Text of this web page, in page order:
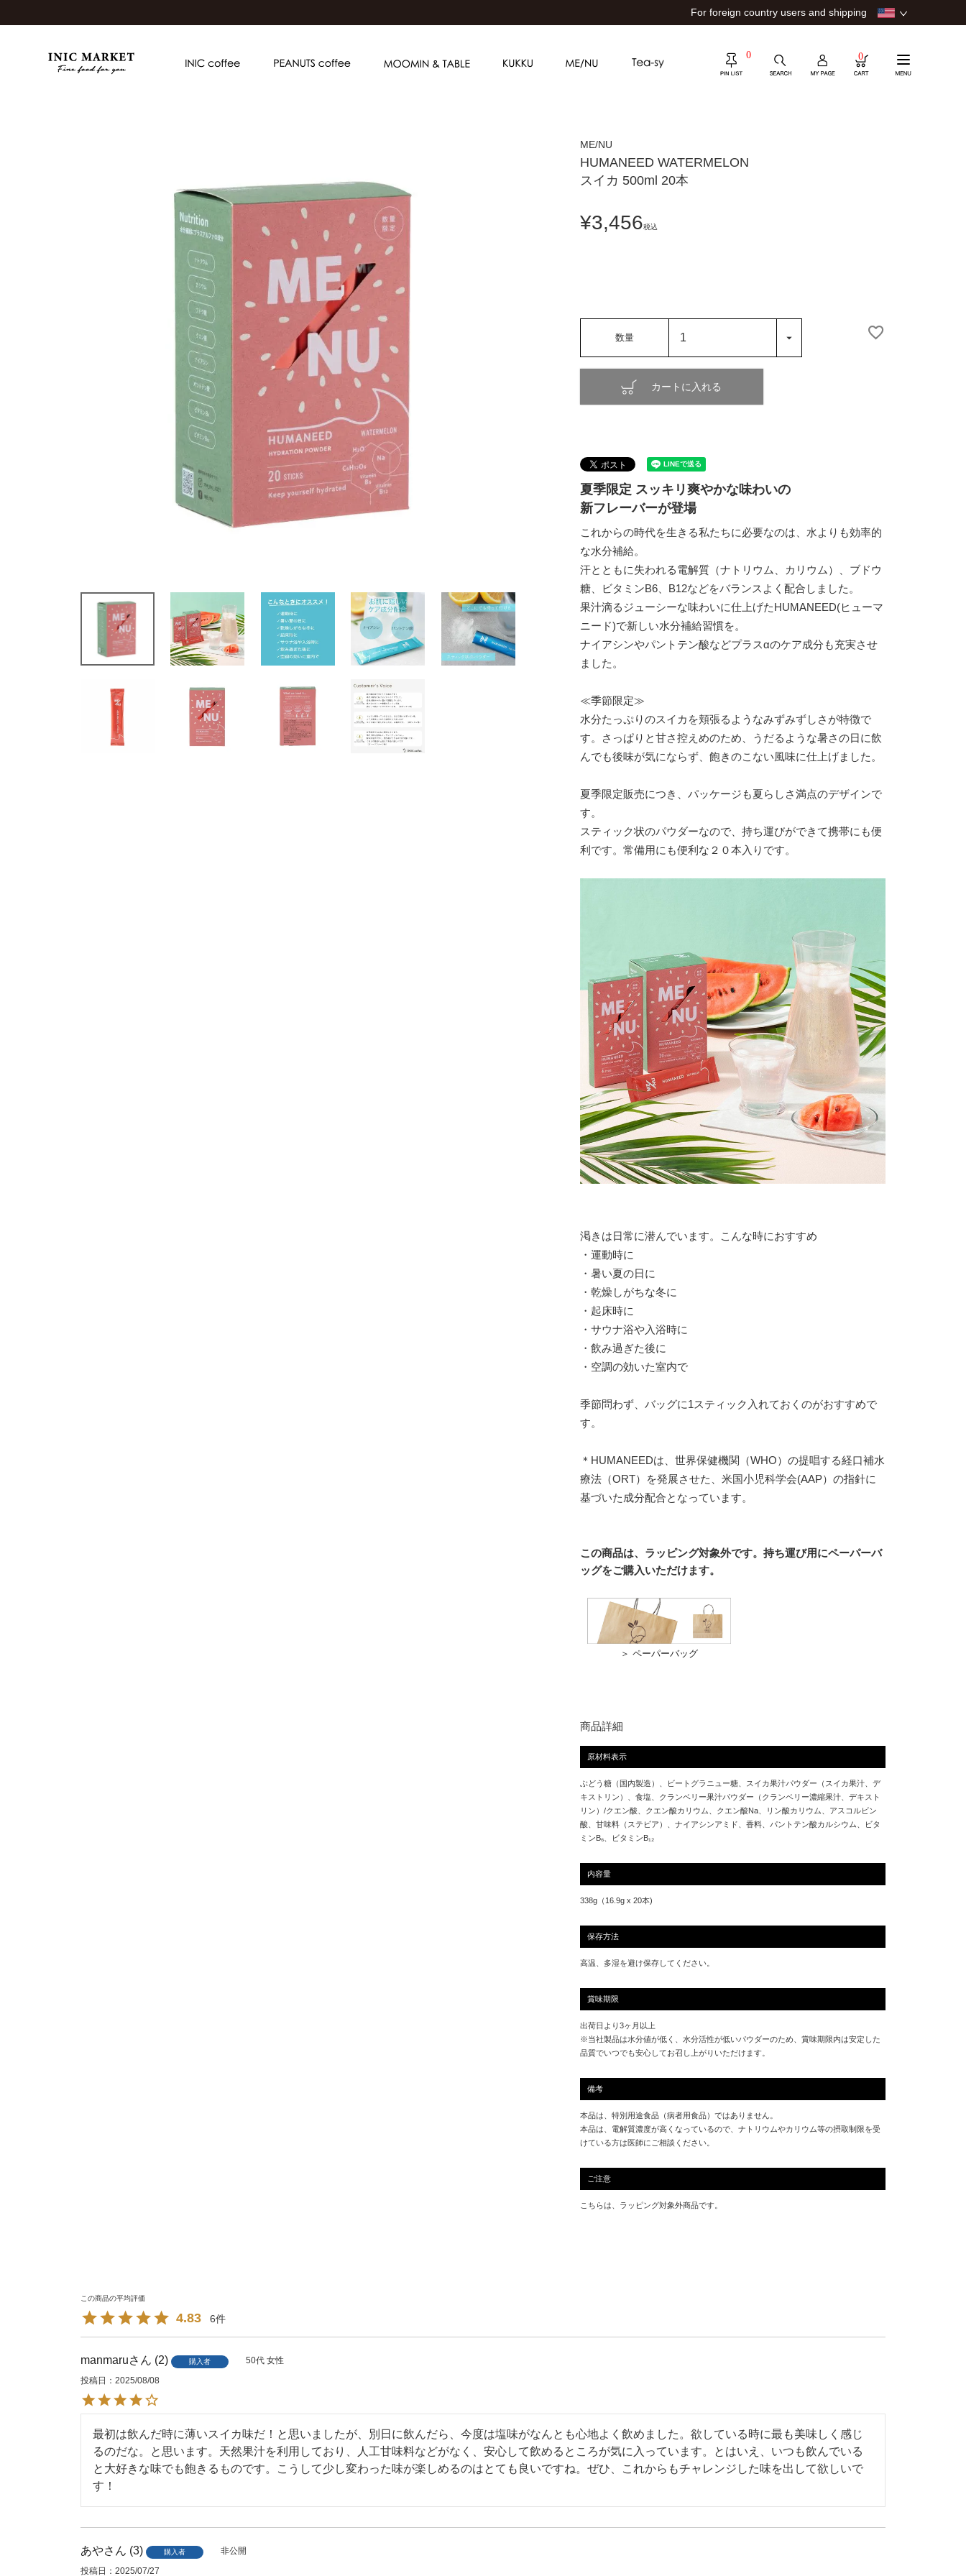
For foreign country users and shipping
0 0
ME/NU
HUMANEED WATERMELON
スイカ 500ml 20本
¥3,456税込
カートに入れる
夏季限定 スッキリ爽やかな味わいの
新フレーバーが登場
これからの時代を生きる私たちに必要なのは、水よりも効率的
な水分補給。
汗とともに失われる電解質（ナトリウム、カリウム）、ブドウ
糖、ビタミンB6、B12などをバランスよく配合しました。
果汁滴るジューシーな味わいに仕上げたHUMANEED(ヒューマ
ニード)で新しい水分補給習慣を。
ナイアシンやパントテン酸などプラスαのケア成分も充実させ
ました。
≪季節限定≫
水分たっぷりのスイカを頬張るようなみずみずしさが特徴で
す。さっぱりと甘さ控えめのため、うだるような暑さの日に飲
んでも後味が気にならず、飽きのこない風味に仕上げました。
夏季限定販売につき、パッケージも夏らしさ満点のデザインで
す。
スティック状のパウダーなので、持ち運びができて携帯にも便
利です。常備用にも便利な２０本入りです。
渇きは日常に潜んでいます。こんな時におすすめ
・運動時に
・暑い夏の日に
・乾燥しがちな冬に
・起床時に
・サウナ浴や入浴時に
・飲み過ぎた後に
・空調の効いた室内で
季節問わず、バッグに1スティック入れておくのがおすすめで
す。
＊HUMANEEDは、世界保健機関（WHO）の提唱する経口補水
療法（ORT）を発展させた、米国小児科学会(AAP）の指針に
基づいた成分配合となっています。
この商品は、ラッピング対象外です。持ち運び用にペーパーバ
ッグをご購入いただけます。
＞ ペーパーバッグ
商品詳細
原材料表示
ぶどう糖（国内製造）、ビートグラニュー糖、スイカ果汁パウダー（スイカ果汁、デ
キストリン）、食塩、クランベリー果汁パウダー（クランベリー濃縮果汁、デキスト
リン）/クエン酸、クエン酸カリウム、クエン酸Na、リン酸カリウム、アスコルビン
酸、甘味料（ステビア）、ナイアシンアミド、香料、パントテン酸カルシウム、ビタ
ミンB₆、ビタミンB₁₂
内容量
338g（16.9g x 20本)
保存方法
高温、多湿を避け保存してください。
賞味期限
出荷日より3ヶ月以上
※当社製品は水分値が低く、水分活性が低いパウダーのため、賞味期限内は安定した
品質でいつでも安心してお召し上がりいただけます。
備考
本品は、特別用途食品（病者用食品）ではありません。
本品は、電解質濃度が高くなっているので、ナトリウムやカリウム等の摂取制限を受
けている方は医師にご相談ください。
ご注意
こちらは、ラッピング対象外商品です。
4.83 6
manmaru 2 購入者 50代 女性
投稿日
2025/08/08
最初は飲んだ時に薄いスイカ味だ！と思いましたが、別日に飲んだら、今度は塩味がなんとも心地よく飲めました。欲している時に最も美味しく感じ
るのだな。と思います。天然果汁を利用しており、人工甘味料などがなく、安心して飲めるところが気に入っています。とはいえ、いつも飲んでいる
と大好きな味でも飽きるものです。こうして少し変わった味が楽しめるのはとても良いですね。ぜひ、これからもチャレンジした味を出して欲しいで
す！
あや 3 購入者
非公開
投稿日
2025/07/27